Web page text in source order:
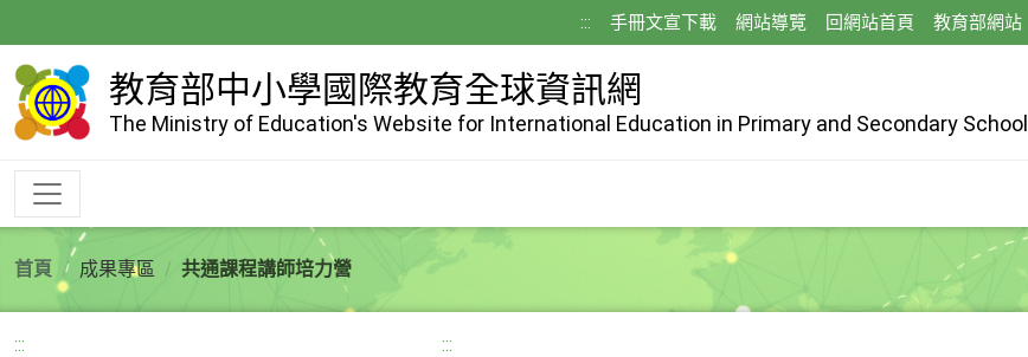
到
主
內
::: 手冊文宣下載 網站導覽 回網站首頁 教育部網站
教育部中小學國際教育全球資訊網
The Ministry of Education's Website for International Education in Primary and Secondary School
首頁 成果專區 共通課程講師培力營
::: :::